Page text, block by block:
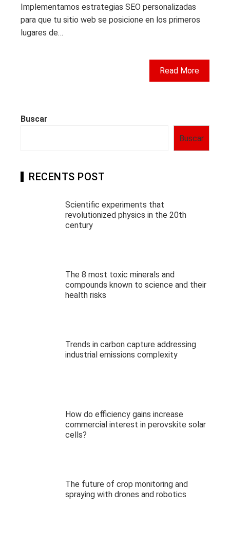
Implementamos estrategias SEO personalizadas
para que tu sitio web se posicione en los primeros
lugares de…
Read More
Buscar
Buscar
RECENTS POST
Scientific experiments that
revolutionized physics in the 20th
century
The 8 most toxic minerals and
compounds known to science and their
health risks
Trends in carbon capture addressing
industrial emissions complexity
How do efficiency gains increase
commercial interest in perovskite solar
cells?
The future of crop monitoring and
spraying with drones and robotics